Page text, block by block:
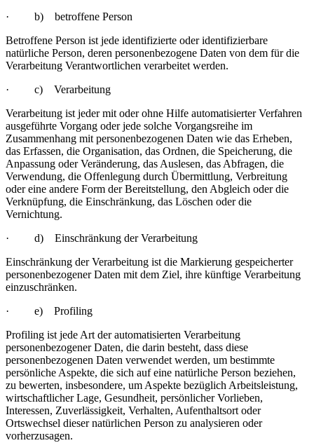
· b) betroffene Person
Betroffene Person ist jede identifizierte oder identifizierbare
natürliche Person, deren personenbezogene Daten von dem für die
Verarbeitung Verantwortlichen verarbeitet werden.
· c) Verarbeitung
Verarbeitung ist jeder mit oder ohne Hilfe automatisierter Verfahren
ausgeführte Vorgang oder jede solche Vorgangsreihe im
Zusammenhang mit personenbezogenen Daten wie das Erheben,
das Erfassen, die Organisation, das Ordnen, die Speicherung, die
Anpassung oder Veränderung, das Auslesen, das Abfragen, die
Verwendung, die Offenlegung durch Übermittlung, Verbreitung
oder eine andere Form der Bereitstellung, den Abgleich oder die
Verknüpfung, die Einschränkung, das Löschen oder die
Vernichtung.
· d) Einschränkung der Verarbeitung
Einschränkung der Verarbeitung ist die Markierung gespeicherter
personenbezogener Daten mit dem Ziel, ihre künftige Verarbeitung
einzuschränken.
· e) Profiling
Profiling ist jede Art der automatisierten Verarbeitung
personenbezogener Daten, die darin besteht, dass diese
personenbezogenen Daten verwendet werden, um bestimmte
persönliche Aspekte, die sich auf eine natürliche Person beziehen,
zu bewerten, insbesondere, um Aspekte bezüglich Arbeitsleistung,
wirtschaftlicher Lage, Gesundheit, persönlicher Vorlieben,
Interessen, Zuverlässigkeit, Verhalten, Aufenthaltsort oder
Ortswechsel dieser natürlichen Person zu analysieren oder
vorherzusagen.